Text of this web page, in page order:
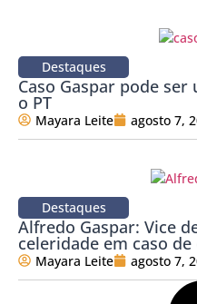
Destaques
Caso Gaspar pode
o PT
Mayara Leite agosto 7,
Destaques
Alfredo Gaspar: Vice
celeridade em caso
Mayara Leite agosto 7,